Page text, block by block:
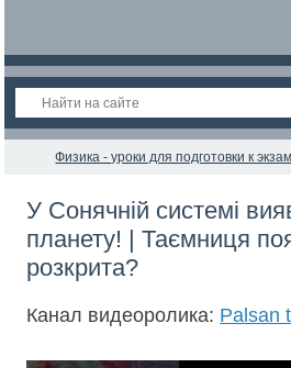
Физика - уроки для подготовки к
У Сонячній системі
планету! | Таємниця
розкрита?
Канал видеоролика: Palsan